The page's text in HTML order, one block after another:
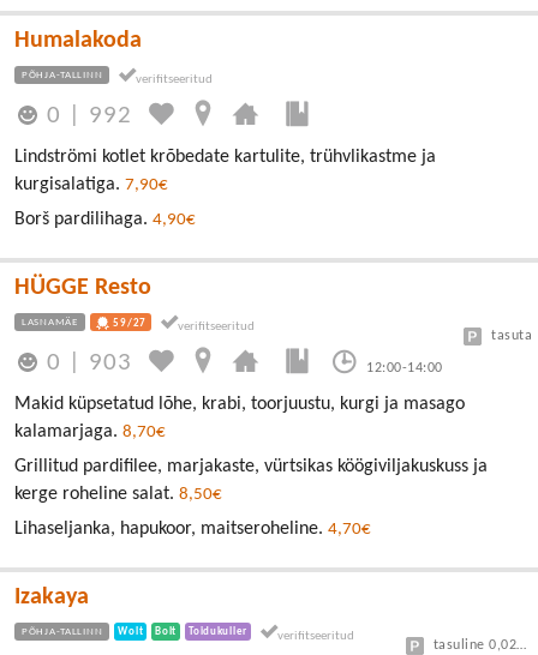
Humalakoda
PÕHJA-TALLINN
0 992
Lindströmi kotlet krõbedate kartulite, trühvlikastme ja
kurgisalatiga. 7,90€
Borš pardilihaga. 4,90€
HÜGGE Resto
LASNAMÄE 59/27
0 903 12:00-14:00
tasuta
Makid küpsetatud lõhe, krabi, toorjuustu, kurgi ja masago
kalamarjaga. 8,70€
Grillitud pardifilee, marjakaste, vürtsikas köögiviljakuskuss ja
kerge roheline salat. 8,50€
Lihaseljanka, hapukoor, maitseroheline. 4,70€
Izakaya
PÕHJA-TALLINN Wolt Bolt Toidukuller
tasuline 0,025 €/minut